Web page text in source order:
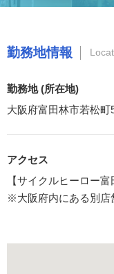
勤務地情報
勤務地 (所在地)
大阪府富田林市若松町
アクセス
【サイクルヒーロー富
※大阪府内にある別店